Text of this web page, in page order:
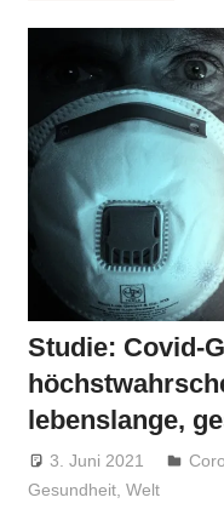
Studie: Covid-
lebenslange,
3. Juni 2021 Niki
Gesundheit, Welt